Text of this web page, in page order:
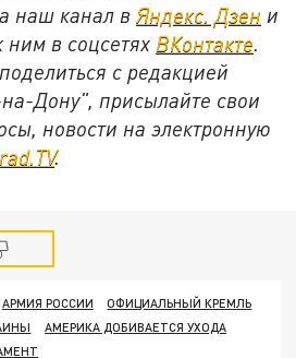
наш канал вЯндекс. Дзен и
ним в соцсетях ВКонтакте.
с редакцией
Дону", присылайте свои
новости на электронную
.
АРМИЯ РОССИИ
ОФИЦИАЛЬНЫЙ КРЕМЛЬ
АМЕРИКА ДОБИВАЕТСЯ УХОДА